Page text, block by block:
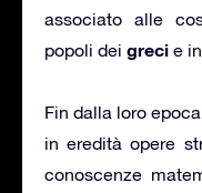
associato alle
popoli dei greci e
Fin dalla loro
in eredità opere
conoscenze